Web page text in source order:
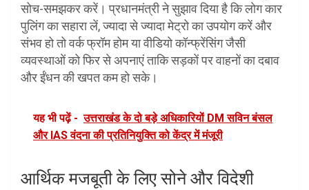
सोच-समझकर करें। प्रधानमंत्री ने सुझाव दिया है कि लोग कार
पुलिंग का सहारा लें, ज्यादा से ज्यादा मेट्रो का उपयोग करें और
संभव हो तो वर्क फ्रॉम होम या वीडियो कॉन्फ्रेंसिंग जैसी
व्यवस्थाओं को फिर से अपनाएं ताकि सड़कों पर वाहनों का दबाव
और ईंधन की खपत कम हो सके।
यह भी पढ़ें - उत्तराखंड के दो बड़े अधिकारियों DM सविन बंसल
और IAS वंदना की प्रतिनियुक्ति को केंद्र में मंजूरी
आर्थिक मजबूती के लिए सोने और विदेशी